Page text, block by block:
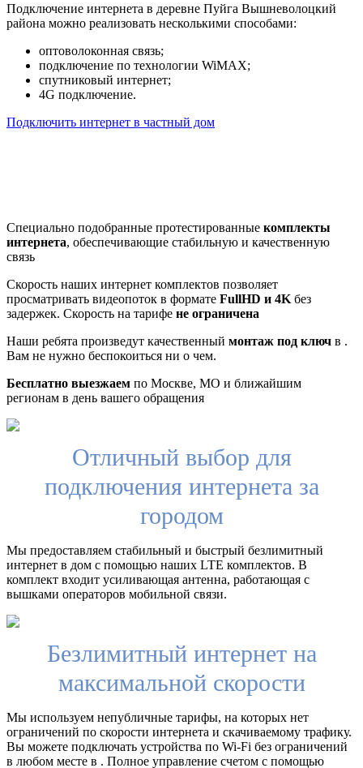
Подключение интернета в деревне Пуйга Вышневолоцкий
района можно реализовать несколькими способами:
оптоволоконная связь;
подключение по технологии WiMAX;
спутниковый интернет;
4G подключение.
Подключить интернет в частный дом
Специально подобранные протестированные комплекты
интернета, обеспечивающие стабильную и качественную
связь
Скорость наших интернет комплектов позволяет
просматривать видеопоток в формате FullHD и 4K без
задержек. Скорость на тарифе не ограничена
Наши ребята произведут качественный монтаж под ключ в .
Вам не нужно беспокоиться ни о чем.
Бесплатно выезжаем по Москве, МО и ближайшим
регионам в день вашего обращения
Отличный выбор для
подключения интернета за
городом
Мы предоставляем стабильный и быстрый безлимитный
интернет в дом с помощью наших LTE комплектов. В
комплект входит усиливающая антенна, работающая с
вышками операторов мобильной связи.
Безлимитный интернет на
максимальной скорости
Мы используем непубличные тарифы, на которых нет
ограничений по скорости интернета и скачиваемому трафику.
Вы можете подключать устройства по Wi-Fi без ограничений
в любом месте в . Полное управление счетом с помощью